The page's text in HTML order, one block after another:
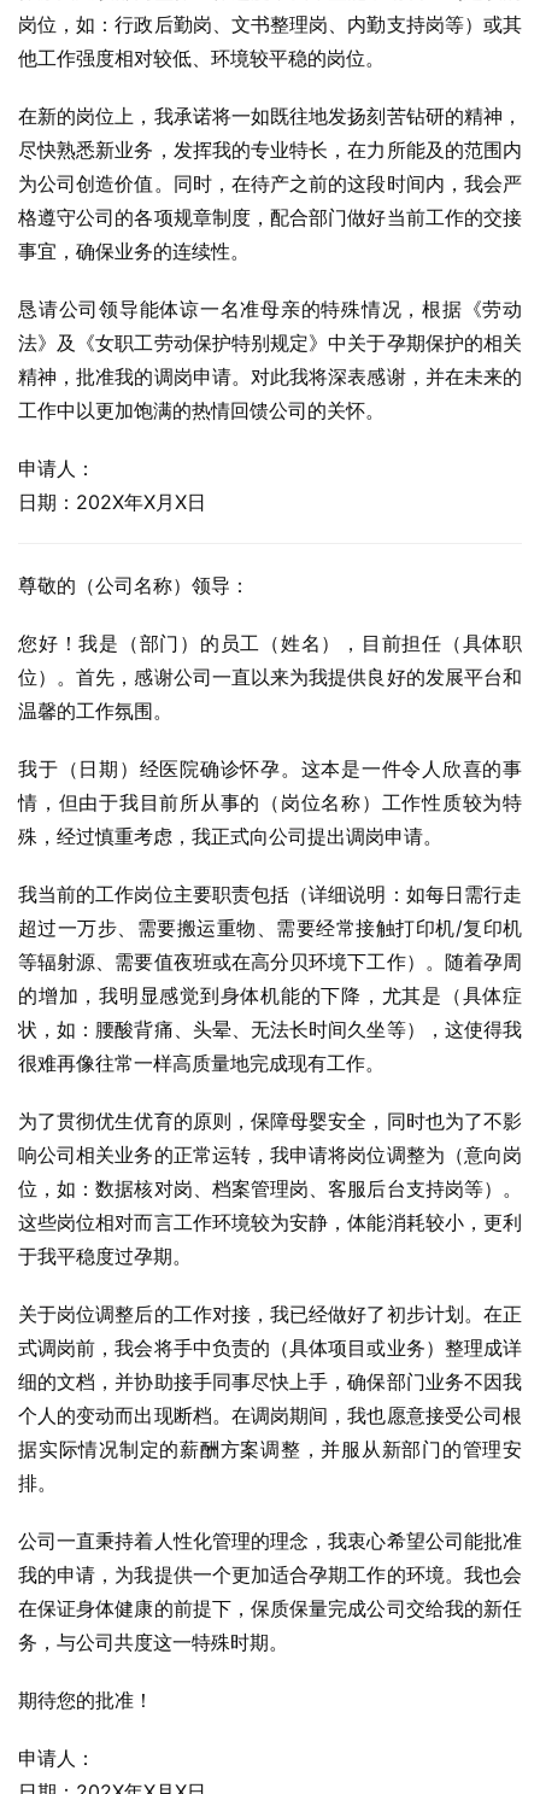
岗位，如：行政后勤岗、文书整理岗、内勤支持岗等）或其
他工作强度相对较低、环境较平稳的岗位。
在新的岗位上，我承诺将一如既往地发扬刻苦钻研的精神，
尽快熟悉新业务，发挥我的专业特长，在力所能及的范围内
为公司创造价值。同时，在待产之前的这段时间内，我会严
格遵守公司的各项规章制度，配合部门做好当前工作的交接
事宜，确保业务的连续性。
恳请公司领导能体谅一名准母亲的特殊情况，根据《劳动
法》及《女职工劳动保护特别规定》中关于孕期保护的相关
精神，批准我的调岗申请。对此我将深表感谢，并在未来的
工作中以更加饱满的热情回馈公司的关怀。
申请人：
日期：202X年X月X日
尊敬的（公司名称）领导：
您好！我是（部门）的员工（姓名），目前担任（具体职
位）。首先，感谢公司一直以来为我提供良好的发展平台和
温馨的工作氛围。
我于（日期）经医院确诊怀孕。这本是一件令人欣喜的事
情，但由于我目前所从事的（岗位名称）工作性质较为特
殊，经过慎重考虑，我正式向公司提出调岗申请。
我当前的工作岗位主要职责包括（详细说明：如每日需行走
超过一万步、需要搬运重物、需要经常接触打印机/复印机
等辐射源、需要值夜班或在高分贝环境下工作）。随着孕周
的增加，我明显感觉到身体机能的下降，尤其是（具体症
状，如：腰酸背痛、头晕、无法长时间久坐等），这使得我
很难再像往常一样高质量地完成现有工作。
为了贯彻优生优育的原则，保障母婴安全，同时也为了不影
响公司相关业务的正常运转，我申请将岗位调整为（意向岗
位，如：数据核对岗、档案管理岗、客服后台支持岗等）。
这些岗位相对而言工作环境较为安静，体能消耗较小，更利
于我平稳度过孕期。
关于岗位调整后的工作对接，我已经做好了初步计划。在正
式调岗前，我会将手中负责的（具体项目或业务）整理成详
细的文档，并协助接手同事尽快上手，确保部门业务不因我
个人的变动而出现断档。在调岗期间，我也愿意接受公司根
据实际情况制定的薪酬方案调整，并服从新部门的管理安
排。
公司一直秉持着人性化管理的理念，我衷心希望公司能批准
我的申请，为我提供一个更加适合孕期工作的环境。我也会
在保证身体健康的前提下，保质保量完成公司交给我的新任
务，与公司共度这一特殊时期。
期待您的批准！
申请人：